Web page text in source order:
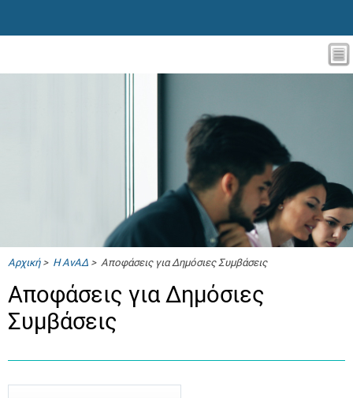
Αρχική> Η ΑνΑΔ > Αποφάσεις για Δημόσιες Συμβάσεις
Αποφάσεις για Δημόσιες
Συμβάσεις